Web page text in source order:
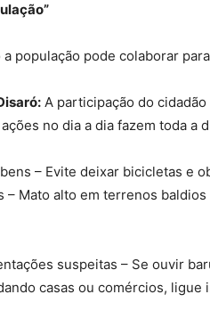
a população pode colaborar
A participação do
no dia a dia fazem toda a
– Evite deixar bicicletas e
– Mato alto em terrenos
suspeitas – Se ouvir
casas ou comércios, ligue